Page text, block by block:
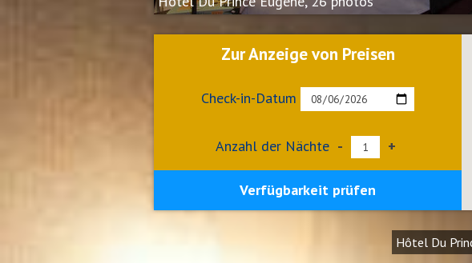
Zur Anzeige von Preisen
Check-in-Datum
Anzahl der Nächte - +
Verfügbarkeit prüfen
Hôtel Du